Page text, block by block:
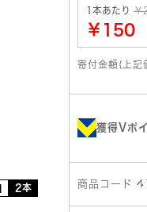
2本
1本あたり ￥
￥150
寄付金額(上記
獲得Vポ
商品コード